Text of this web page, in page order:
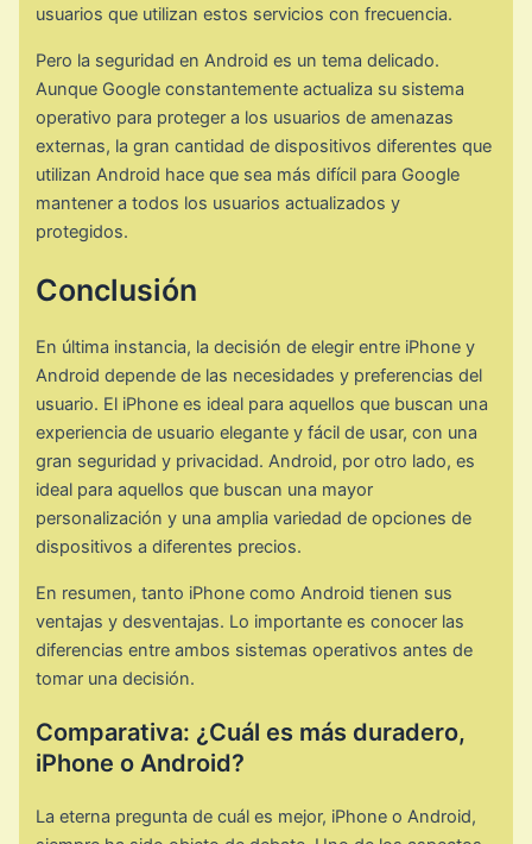
usuarios que utilizan estos servicios con frecuencia.
Pero la seguridad en Android es un tema delicado.
Aunque Google constantemente actualiza su sistema
operativo para proteger a los usuarios de amenazas
externas, la gran cantidad de dispositivos diferentes que
utilizan Android hace que sea más difícil para Google
mantener a todos los usuarios actualizados y
protegidos.
Conclusión
En última instancia, la decisión de elegir entre iPhone y
Android depende de las necesidades y preferencias del
usuario. El iPhone es ideal para aquellos que buscan una
experiencia de usuario elegante y fácil de usar, con una
gran seguridad y privacidad. Android, por otro lado, es
ideal para aquellos que buscan una mayor
personalización y una amplia variedad de opciones de
dispositivos a diferentes precios.
En resumen, tanto iPhone como Android tienen sus
ventajas y desventajas. Lo importante es conocer las
diferencias entre ambos sistemas operativos antes de
tomar una decisión.
Comparativa: ¿Cuál es más duradero,
iPhone o Android?
La eterna pregunta de cuál es mejor, iPhone o Android,